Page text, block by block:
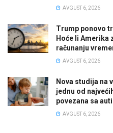
AVGUST 6, 2026
Trump ponovo
Hoće li Amerika
računanju
AVGUST 6, 2026
Nova studija na
jednu od
povezana sa
AVGUST 6, 2026